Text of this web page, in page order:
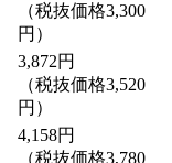
（税抜価格3,300
円）
3,872円
（税抜価格3,520
円）
4,158円
（税抜価格3,780